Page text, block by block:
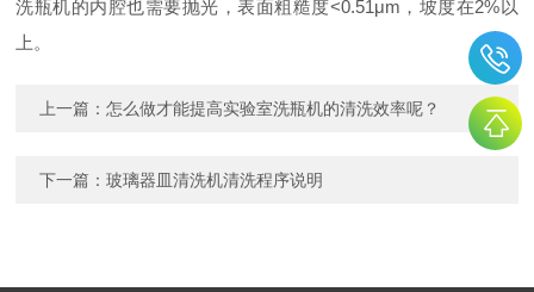
洗瓶机的内腔也需要抛光，表面粗糙度<0.51μm，坡度在2%以
上。
上一篇：怎么做才能提高实验室洗瓶机的清洗效率呢？
下一篇：玻璃器皿清洗机清洗程序说明